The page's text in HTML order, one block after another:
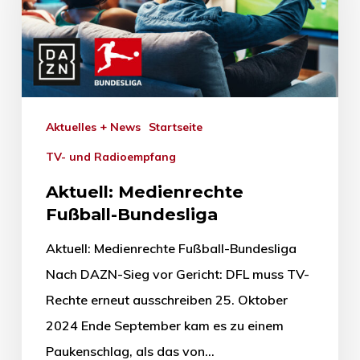
Aktuelles + News Startseite
TV- und Radioempfang
Aktuell: Medienrechte
Fußball-Bundesliga
Aktuell: Medienrechte Fußball-Bundesliga
Nach DAZN-Sieg vor Gericht: DFL muss TV-
Rechte erneut ausschreiben 25. Oktober
2024 Ende September kam es zu einem
Paukenschlag, als das von…